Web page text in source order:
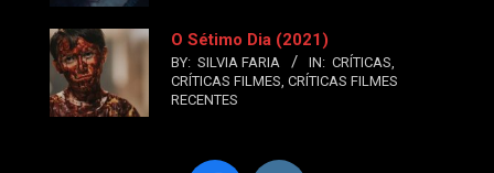
O Sétimo Dia (2021)
BY: SILVIA FARIA IN: CRÍTICAS,
CRÍTICAS FILMES, CRÍTICAS FILMES
RECENTES